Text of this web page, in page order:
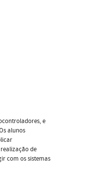
e
alunos
de
com os sistemas